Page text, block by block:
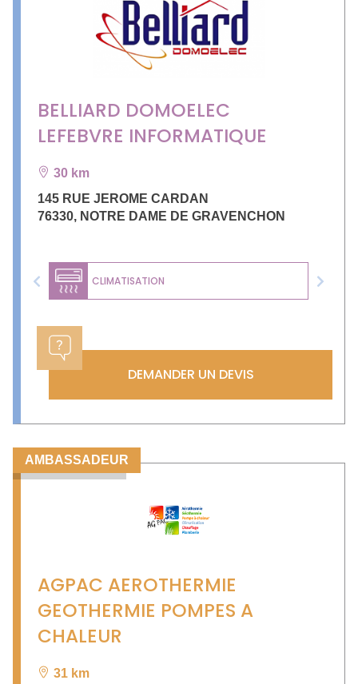
BELLIARD DOMOELEC
LEFEBVRE INFORMATIQUE
30 km
145 RUE JEROME CARDAN
76330, NOTRE DAME DE GRAVENCHON
CLIMATISATION
Previous Next
DEMANDER UN DEVIS
AMBASSADEUR
AGPAC AEROTHERMIE
GEOTHERMIE POMPES A
CHALEUR
31 km